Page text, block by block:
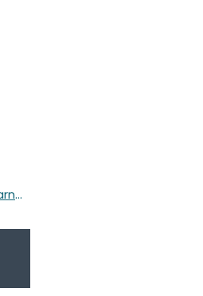
PDF publikace – Výtvarné cestování Afrikou a Austrálií